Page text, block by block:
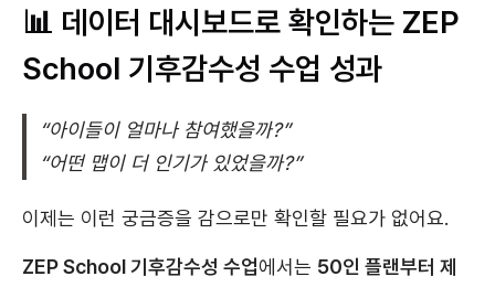
📊 데이터 대시보드로 확인하는 ZEP
School 기후감수성 수업 성과
“아이들이 얼마나 참여했을까?”
“어떤 맵이 더 인기가 있었을까?”
이제는 이런 궁금증을 감으로만 확인할 필요가 없어요.
ZEP School 기후감수성 수업에서는 50인 플랜부터 제